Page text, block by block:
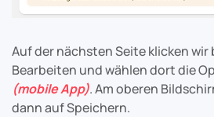
Auf der nächsten Seite klicken wir
Bearbeiten und wählen dort die
(mobile App). Am oberen
dann auf Speichern.